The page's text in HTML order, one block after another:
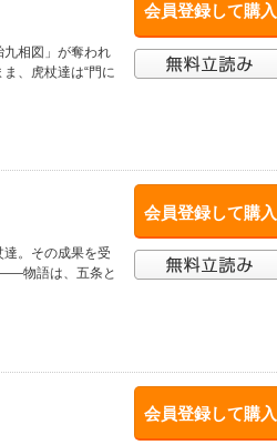
会員登録して購入
相図」が奪われ
、虎杖達は“門に
会員登録して購入
。その成果を受
物語は、五条と
会員登録して購入